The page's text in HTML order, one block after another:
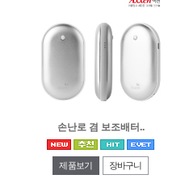
손난로 겸 보조배터..
제품보기 장바구니